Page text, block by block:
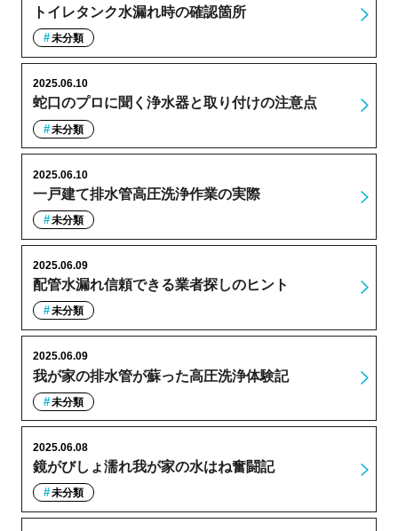
トイレタンク水漏れ時の確認箇所
未分類
蛇口のプロに聞く浄水器と取り付けの注意点
2025.06.10
未分類
一戸建て排水管高圧洗浄作業の実際
2025.06.10
未分類
配管水漏れ信頼できる業者探しのヒント
2025.06.09
未分類
我が家の排水管が蘇った高圧洗浄体験記
2025.06.09
未分類
鏡がびしょ濡れ我が家の水はね奮闘記
2025.06.08
未分類